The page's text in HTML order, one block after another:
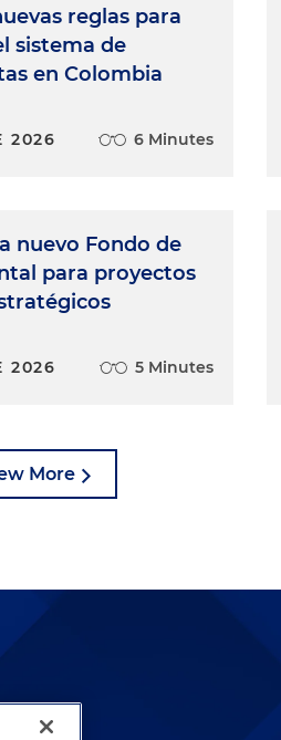
reglas para
sistema de
en Colombia
2026 6 Minutes
nuevo Fondo de
para proyectos
2026 5 Minutes
More